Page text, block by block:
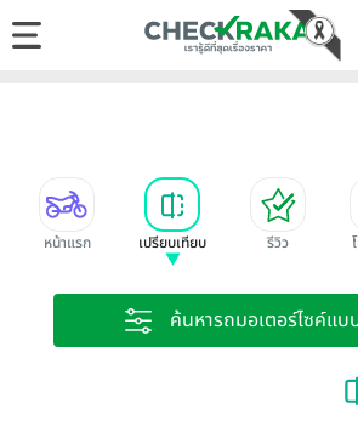
หน้าแรก เปรียบเทียบ รีวิว
ค้นหารถมอเตอร์ไซค์แบ